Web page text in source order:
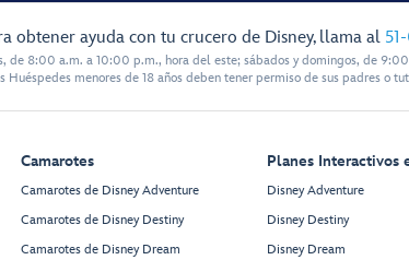
obtener ayuda con tu crucero de Disney, llama al
de 8:00 a.m. a 10:00 p.m., hora del este; sábados y domingos, de
Huéspedes menores de 18 años deben tener permiso de sus padres o
Camarotes
Camarotes de Disney Adventure
Camarotes de Disney Destiny
Camarotes de Disney Dream
Planes Interactivos
Disney Adventure
Disney Destiny
Disney Dream